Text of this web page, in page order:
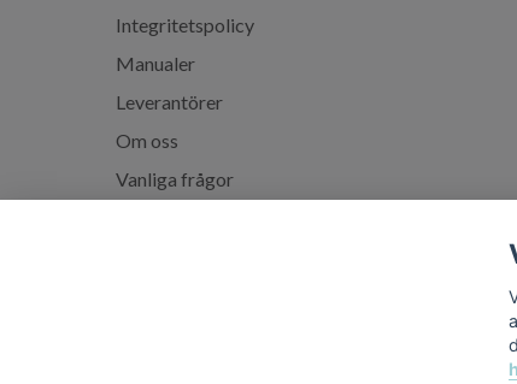
Integritetspolicy
Manualer
Leverantörer
Om oss
Vanliga frågor